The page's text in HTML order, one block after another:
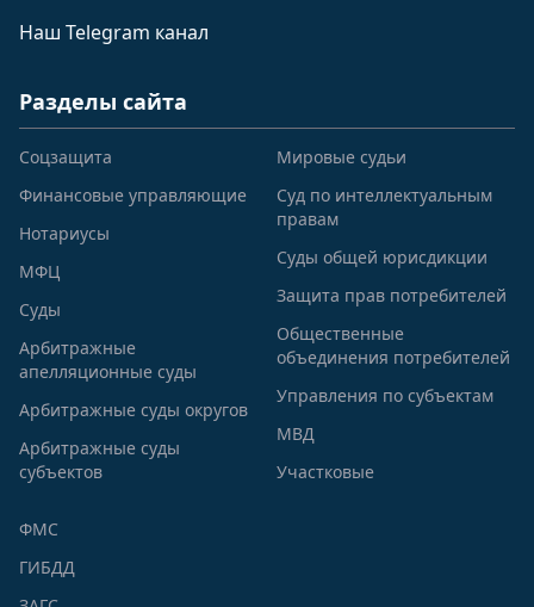
Наш Telegram канал
Разделы сайта
Соцзащита
Финансовые управляющие
Нотариусы
МФЦ
Суды
Арбитражные
апелляционные суды
Арбитражные суды округов
Арбитражные суды
субъектов
Мировые судьи
Суд по интеллектуальным
правам
Суды общей юрисдикции
Защита прав потребителей
Общественные
объединения потребителей
Управления по субъектам
МВД
Участковые
ФМС
ГИБДД